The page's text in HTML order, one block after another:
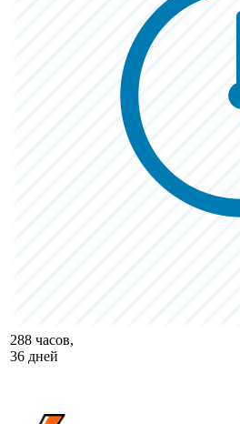
288 часов,
36 дней